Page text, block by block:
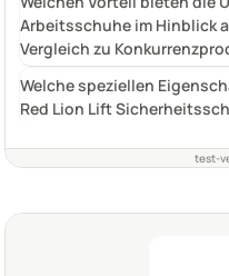
Arbeitsschuhe im Hinblick
Vergleich zu
Welche speziellen
Red Lion Lift
test-